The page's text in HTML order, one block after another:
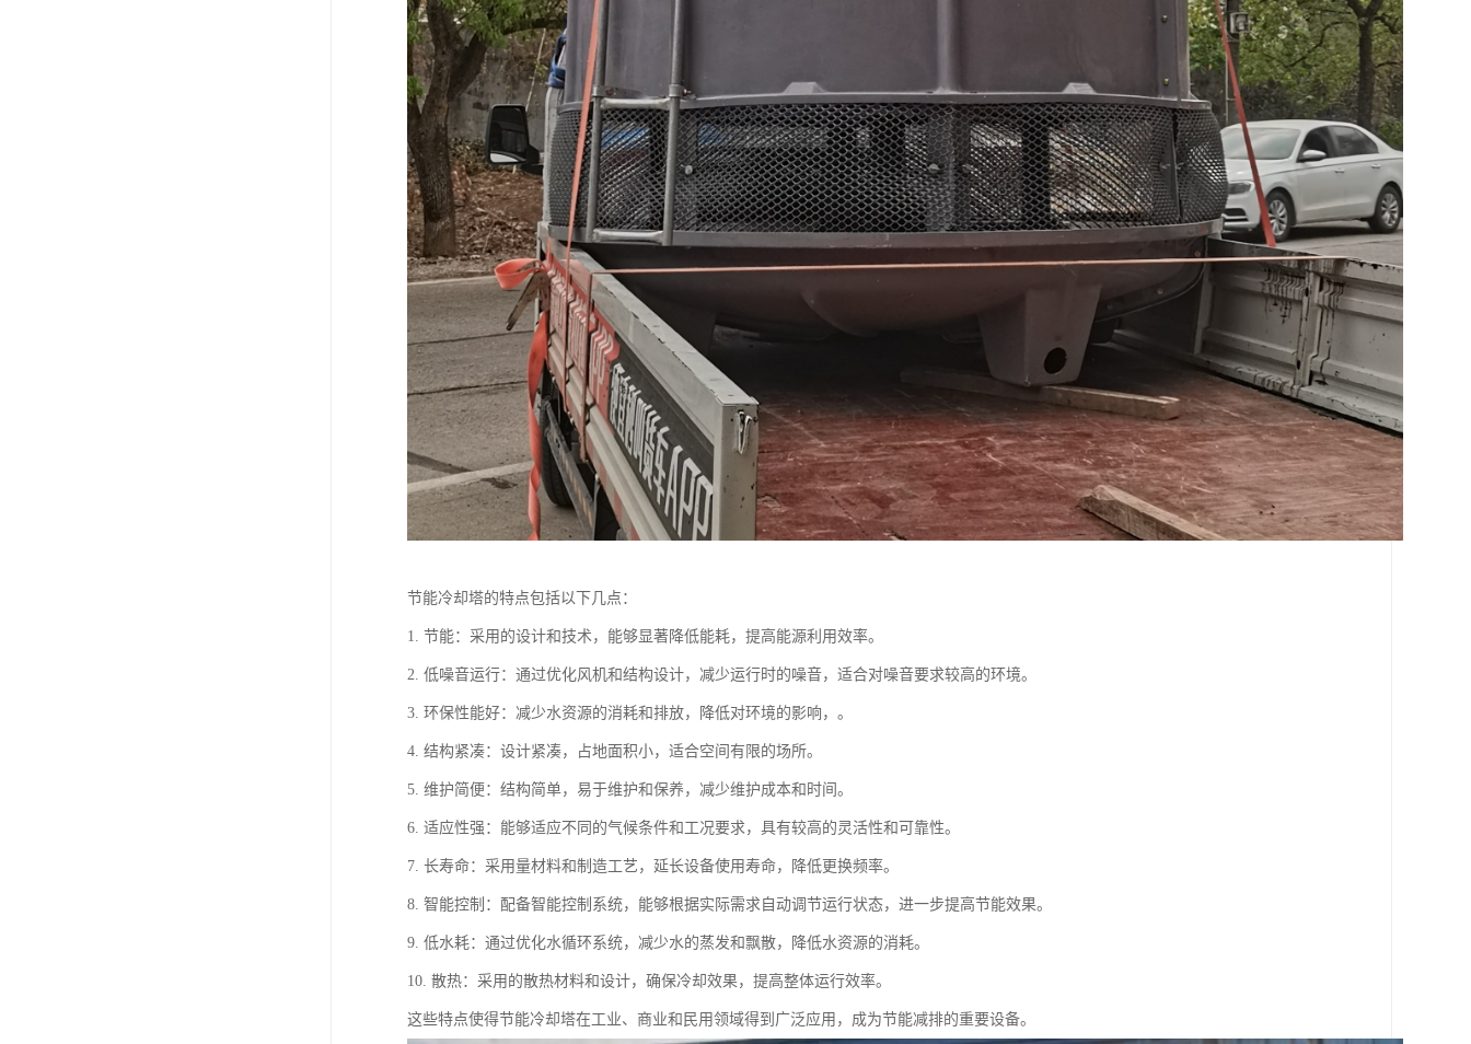
节能冷却塔的特点包括以下几点：
1. 节能：采用的设计和技术，能够显著降低能耗，提高能源利用效率。
2. 低噪音运行：通过优化风机和结构设计，减少运行时的噪音，适合对噪音要求较高的环境。
3. 环保性能好：减少水资源的消耗和排放，降低对环境的影响，。
4. 结构紧凑：设计紧凑，占地面积小，适合空间有限的场所。
5. 维护简便：结构简单，易于维护和保养，减少维护成本和时间。
6. 适应性强：能够适应不同的气候条件和工况要求，具有较高的灵活性和可靠性。
7. 长寿命：采用量材料和制造工艺，延长设备使用寿命，降低更换频率。
8. 智能控制：配备智能控制系统，能够根据实际需求自动调节运行状态，进一步提高节能效果。
9. 低水耗：通过优化水循环系统，减少水的蒸发和飘散，降低水资源的消耗。
10. 散热：采用的散热材料和设计，确保冷却效果，提高整体运行效率。
这些特点使得节能冷却塔在工业、商业和民用领域得到广泛应用，成为节能减排的重要设备。